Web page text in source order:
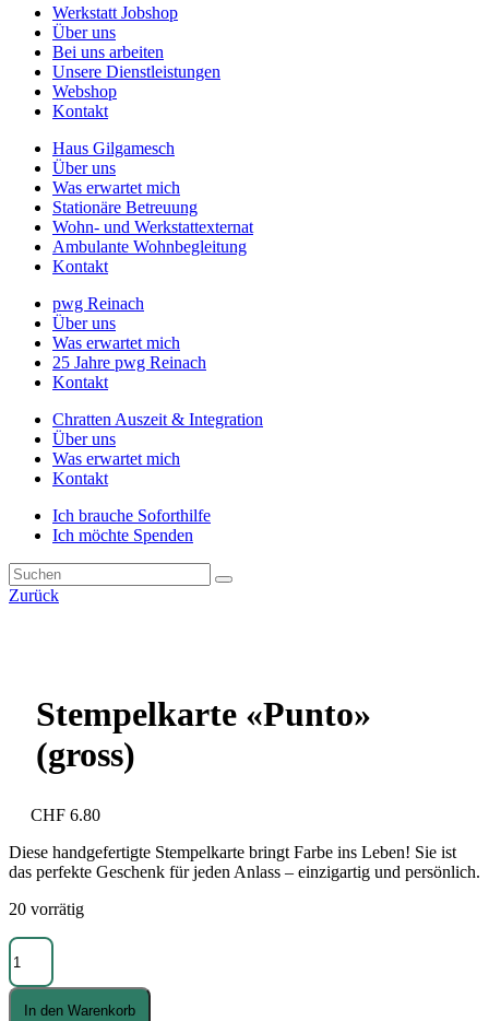
Werkstatt Jobshop
Über uns
Bei uns arbeiten
Unsere Dienstleistungen
Webshop
Kontakt
Haus Gilgamesch
Über uns
Was erwartet mich
Stationäre Betreuung
Wohn- und Werkstattexternat
Ambulante Wohnbegleitung
Kontakt
pwg Reinach
Über uns
Was erwartet mich
25 Jahre pwg Reinach
Kontakt
Chratten Auszeit & Integration
Über uns
Was erwartet mich
Kontakt
Ich brauche Soforthilfe
Ich möchte Spenden
Zurück
Stempelkarte «Punto»
(gross)
CHF 6.80
Diese handgefertigte Stempelkarte bringt Farbe ins Leben! Sie ist
das perfekte Geschenk für jeden Anlass – einzigartig und persönlich.
20 vorrätig
Stempelkarte
«Punto»
(gross)
Menge
In den Warenkorb